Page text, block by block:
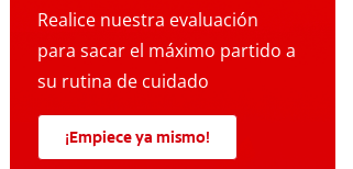
Realice nuestra evaluación
para sacar el máximo partido a
su rutina de cuidado
¡Empiece ya mismo!